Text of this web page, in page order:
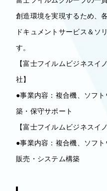
創造環境を実現するため、
ドキュメントサービス＆ソ
す。
【富士フイルムビジネスイ
社】
●事業内容：複合機、ソフ
築・保守サポート
【富士フイルムビジネスイ
●事業内容：複合機、ソフ
販売・システム構築